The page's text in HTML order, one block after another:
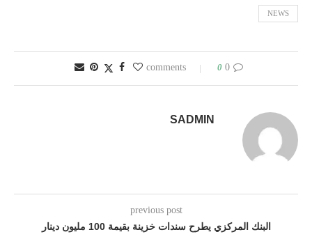
NEWS
0 comments
0
SADMIN
previous post
البنك المركزي يطرح سندات خزينة بقيمة 100 مليون دينار